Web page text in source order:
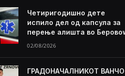
Четиригодишно дете
испило дел од капсула за
перење алишта во
02/08/2026
ГРАДОНАЧАЛНИКОТ ВАНЧО